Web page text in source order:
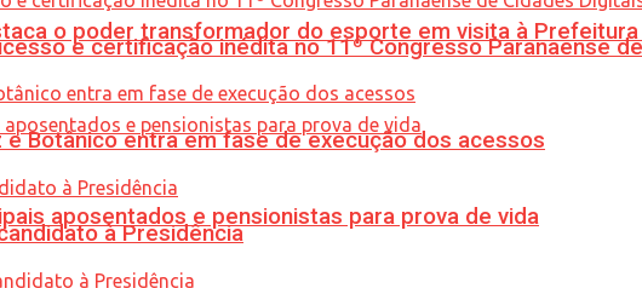
o poder transformador do esporte em visita à
aposentados e pensionistas para prova de vida
e certificação inédita no 11º Congresso Paranaense
Botânico entra em fase de execução dos acessos
à Presidência